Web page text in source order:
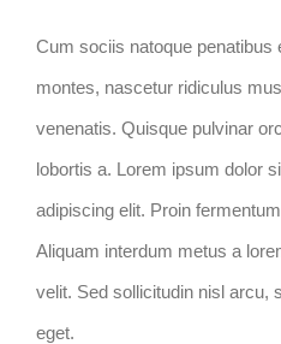
Cum sociis natoque penatibus
montes, nascetur ridiculus
venenatis. Quisque pulvinar
lobortis a. Lorem ipsum dolor
adipiscing elit. Proin
Aliquam interdum metus a
velit. Sed sollicitudin nisl arcu,
eget.